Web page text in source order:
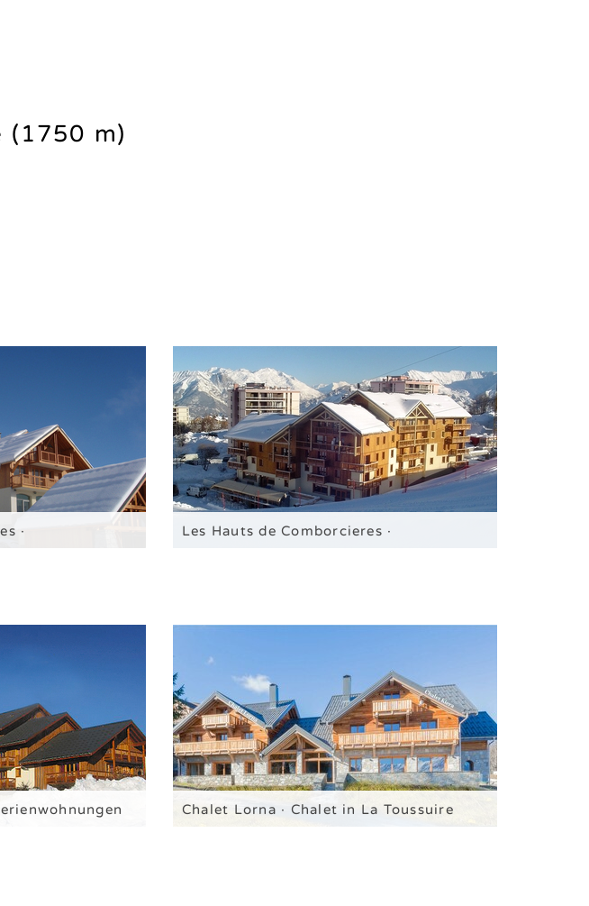
(1750 m)
·
Les Hauts de Comborcieres ·
Chalet Lorna · Chalet in La Toussuire